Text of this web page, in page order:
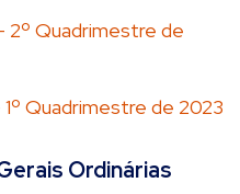
2º Quadrimestre de
Quadrimestre de 2023
Ordinárias